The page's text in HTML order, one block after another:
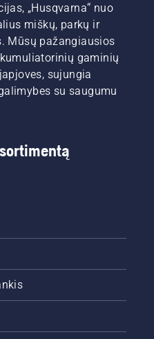
„Husqvarna“ nuo
miškų, parkų ir
Mūsų pažangiausios
gaminių
sujungia
su saugumu